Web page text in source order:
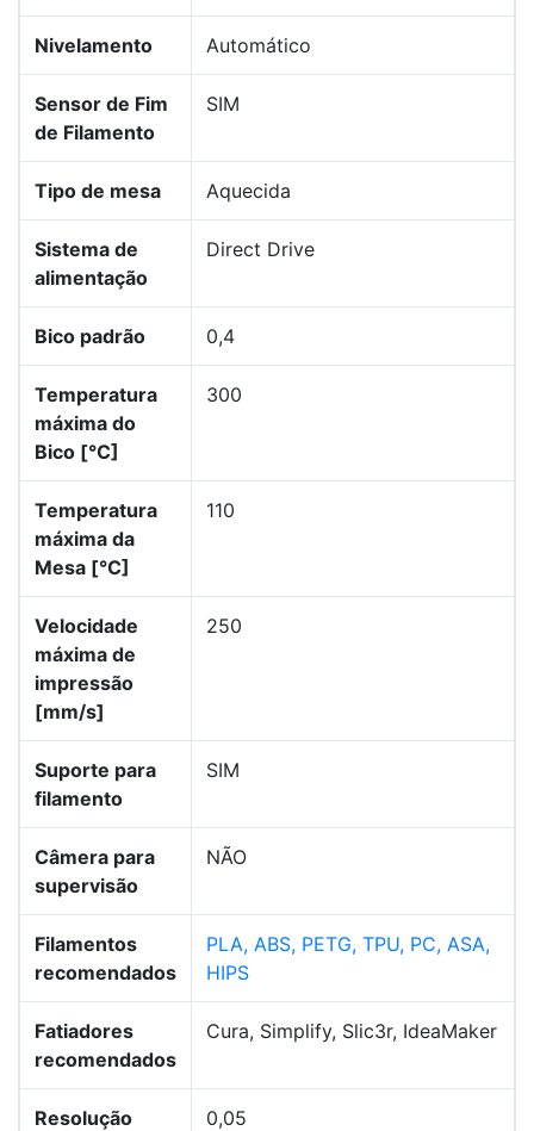
Nivelamento Automático
Sensor de Fim
de Filamento
SIM
Tipo de mesa Aquecida
Sistema de
alimentação
Direct Drive
Bico padrão 0,4
Temperatura
máxima do
Bico [°C]
300
Temperatura
máxima da
Mesa [°C]
110
Velocidade
máxima de
impressão
[mm/s]
250
Suporte para
filamento
SIM
Câmera para
supervisão
NÃO
Filamentos
recomendados
PLA, ABS, PETG, TPU, PC, ASA,
HIPS
Fatiadores
recomendados
Cura, Simplify, Slic3r, IdeaMaker
Resolução
0,05